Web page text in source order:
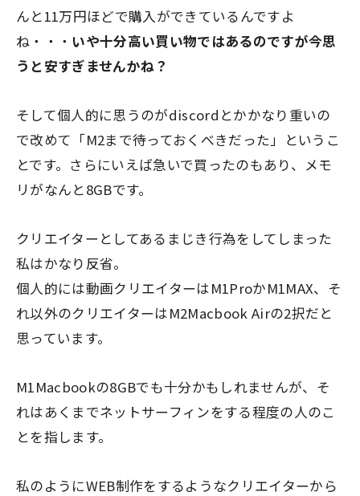
んと11万円ほどで購入ができているんですよ
ね・・・ いや十分高い買い物ではあるのですが今思
うと安すぎませんかね？
そして個人的に思うのがdiscordとかかなり重いの
で改めて「M2まで待っておくべきだった」というこ
とです。さらにいえば急いで買ったのもあり、メモ
リがなんと8GBです。
クリエイターとしてあるまじき行為をしてしまった
私はかなり反省。
個人的には動画クリエイターはM1ProかM1MAX、そ
れ以外のクリエイターはM2Macbook Airの2択だと
思っています。
M1Macbookの8GBでも十分かもしれませんが、そ
れはあくまでネットサーフィンをする程度の人のこ
とを指します。
私のようにWEB制作をするようなクリエイターから